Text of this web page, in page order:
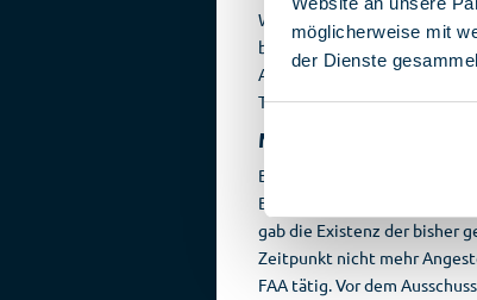
möglicherweise mit
der Dienste
Während von den
bekannt sind, umfassen die
Aufzeichnungen vor Ort und
Tonbänder sollten diese
Monatelanges
Bei der Routinebefragung
Butterfield konkret nach
gab die Existenz der bisher
Zeitpunkt nicht mehr
FAA tätig. Vor dem